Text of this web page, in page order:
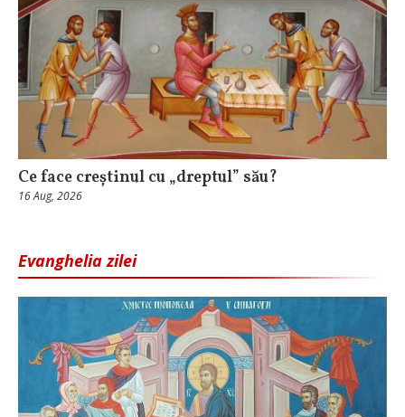
Ce face creștinul cu „dreptul” său?
16 Aug, 2026
Evanghelia zilei